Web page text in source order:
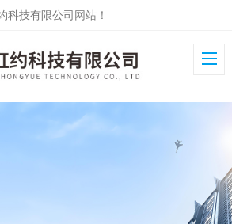
科技有限公司网站！